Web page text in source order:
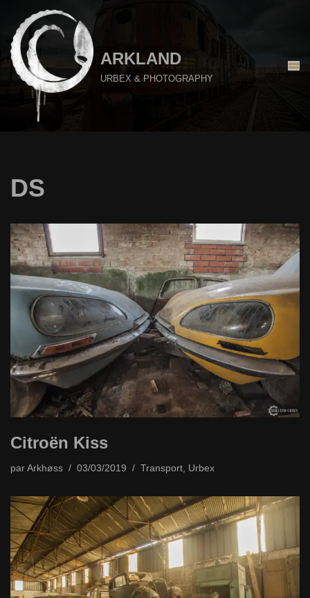
Aller
au
contenu
ARKLAND
URBEX & PHOTOGRAPHY
DS
Citroën Kiss
par Arkhøss 03/03/2019 Transport, Urbex